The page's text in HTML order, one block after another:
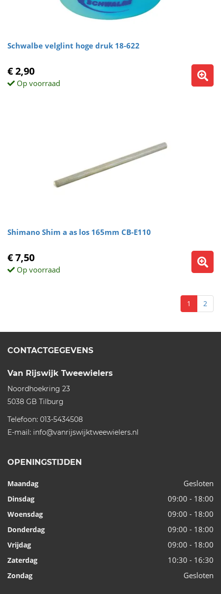
Schwalbe velglint hoge druk 18-622
€ 2,90
Op voorraad
Shimano Shim a as los 165mm CB-E110
€ 7,50
Op voorraad
1 2
CONTACTGEGEVENS
Van Rijswijk Tweewielers
Noordhoekring 23
5038 GB Tilburg
Telefoon: 013-5434508
E-mail: info@vanrijswijktweewielers.nl
OPENINGSTIJDEN
Maandag Gesloten
Dinsdag 09:00 - 18:00
Woensdag 09:00 - 18:00
Donderdag 09:00 - 18:00
Vrijdag 09:00 - 18:00
Zaterdag 10:30 - 16:30
Zondag Gesloten